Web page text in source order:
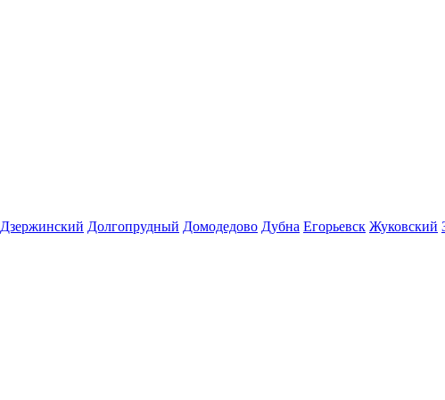
Дзержинский Долгопрудный Домодедово Дубна Егорьевск Жуковский